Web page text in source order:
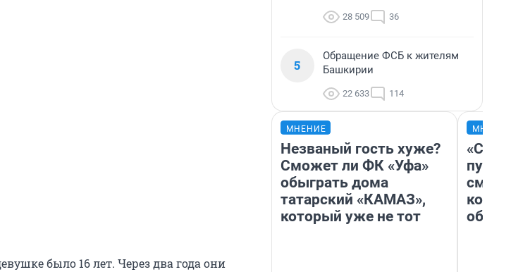
было 16 лет. Через два года они
28 509 36
5
Обращение ФСБ к жителям
Башкирии
22 633 114
МНЕНИЕ
Незваный гость хуже?
Сможет ли ФК «Уфа»
обыграть дома
татарский «КАМАЗ»,
который уже не тот